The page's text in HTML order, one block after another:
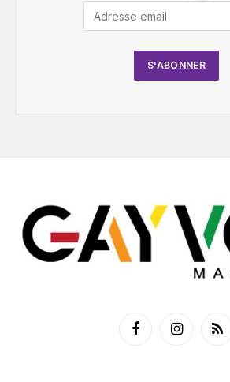
FacebookInstagramRSS